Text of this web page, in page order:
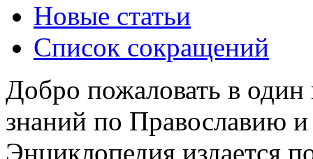
Новые статьи
Список сокращений
Добро пожаловать в
знаний по Православию
Энциклопедия издается